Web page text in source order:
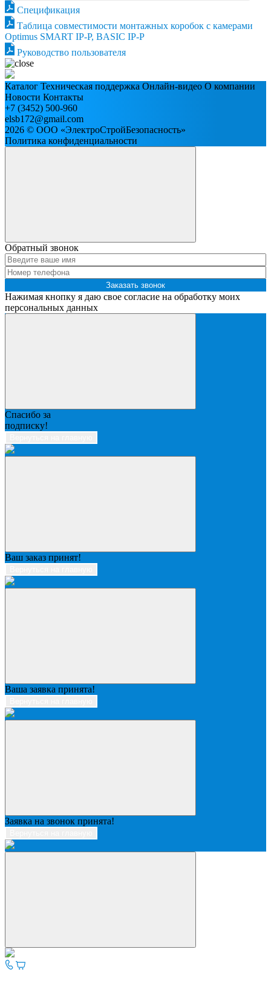
Спецификация
Таблица совместимости монтажных коробок с камерами
Optimus SMART IP-P, BASIC IP-P
Руководство пользователя
Каталог Техническая поддержка Онлайн-видео О компании
Новости Контакты
+7 (3452) 500-960
elsb172@gmail.com
2026 © ООО «ЭлектроСтройБезопасность»
Политика конфиденциальности
Обратный звонок
Заказать звонок
Нажимая кнопку я даю свое согласие на обработку моих
персональных данных
Спасибо за
подписку!
Ваш заказ принят!
Ваша заявка принята!
Заявка на звонок принята!